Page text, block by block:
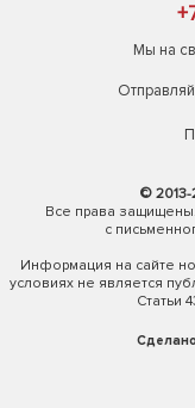
Мы на
©
Все права
с
Информация на сайте
условиях не является
Статьи